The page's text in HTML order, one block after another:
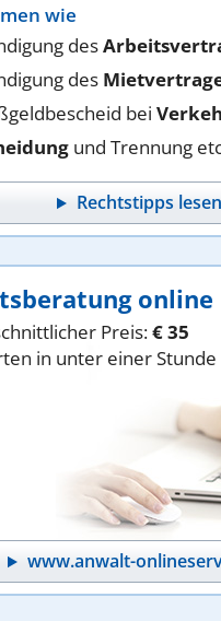
wie
des
des
bei
und Trennung
Rechtstipps lesen
online
Preis:€ 35
in unter einer Stunde
www.anwalt-